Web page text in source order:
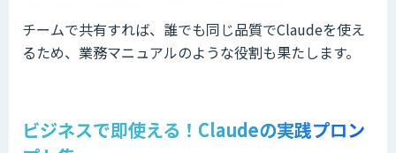
チームで共有すれば、誰でも同じ品質でClaudeを使え
るため、業務マニュアルのような役割も果たします。
ビジネスで即使える！Claudeの実践プロン